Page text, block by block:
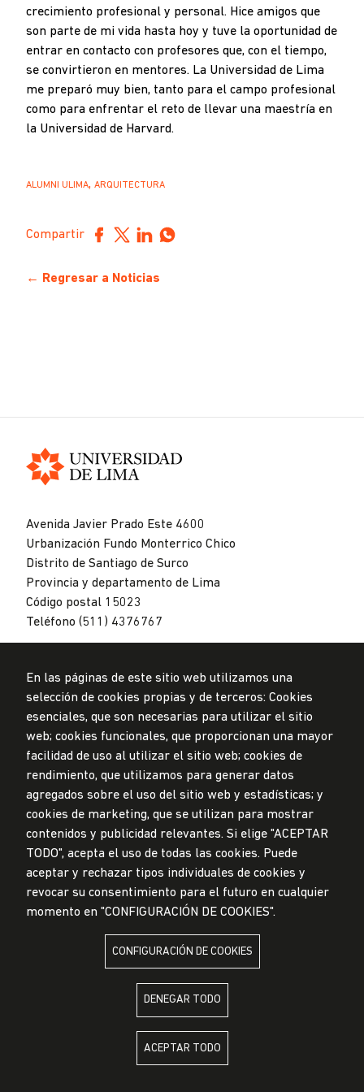
crecimiento profesional y personal. Hice amigos que
son parte de mi vida hasta hoy y tuve la oportunidad de
entrar en contacto con profesores que, con el tiempo,
se convirtieron en mentores. La Universidad de Lima
me preparó muy bien, tanto para el campo profesional
como para enfrentar el reto de llevar una maestría en
la Universidad de Harvard.
ALUMNI ULIMA, ARQUITECTURA
Compartir
← Regresar a Noticias
Avenida Javier Prado Este 4600
Urbanización Fundo Monterrico Chico
Distrito de Santiago de Surco
Provincia y departamento de Lima
Código postal 15023
Teléfono (511) 4376767
Privacidad de datos personales
Mesa de partes
© Universidad de Lima, 2024
Todos los derechos reservados
Diseñado por
Partners
LA UNIVERSIDAD DE LIMA ES MIEMBRO DE
En las páginas de este sitio web utilizamos una
selección de cookies propias y de terceros: Cookies
esenciales, que son necesarias para utilizar el sitio
web; cookies funcionales, que proporcionan una mayor
facilidad de uso al utilizar el sitio web; cookies de
rendimiento, que utilizamos para generar datos
agregados sobre el uso del sitio web y estadísticas; y
cookies de marketing, que se utilizan para mostrar
contenidos y publicidad relevantes. Si elige "ACEPTAR
TODO", acepta el uso de todas las cookies. Puede
aceptar y rechazar tipos individuales de cookies y
revocar su consentimiento para el futuro en cualquier
momento en "CONFIGURACIÓN DE COOKIES".
CONFIGURACIÓN DE COOKIES
DENEGAR TODO
ACEPTAR TODO